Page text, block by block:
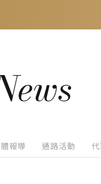
報導 通路活動